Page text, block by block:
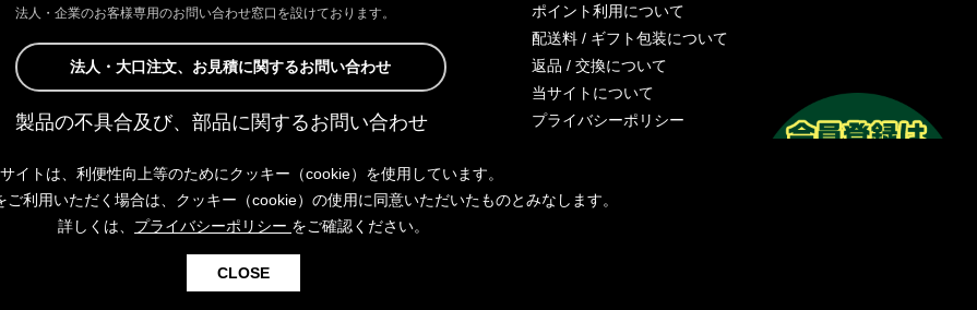
法人・企業のお客様専用のお問い合わせ窓口を設けております。
法人・大口注文、お見積に関するお問い合わせ
製品の不具合及び、部品に関するお問い合わせ
きましては、Webサイトにて承っております。
以下よりご連絡ください。
ポイント利用について
配送料 / ギフト包装について
返品 / 交換について
当サイトについて
プライバシーポリシー
お問い合わせ
イトは、利便性向上等のためにクッキー（cookie）を使用しています。
ご利用いただく場合は、クッキー（cookie）の使用に同意いただいたものとみなします。
詳しくは、 プライバシーポリシー をご確認ください。
CLOSE